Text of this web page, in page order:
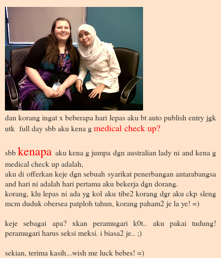
dan korang ingat x beberapa hari lepas aku bt auto publish entry jgk
utk full day sbb aku kena gmedical check up?
sbb kenapa aku kena g jumpa dgn australian lady ni and kena g
medical check up adalah,
aku di offerkan keje dgn sebuah syarikat penerbangan antarabangsa
and hari ni adalah hari pertama aku bekerja dgn dorang.
korang, klu lepas ni ada yg kol aku tibe2 korang dgr aku ckp sleng
mcm duduk obersea patploh tahun, korang paham2 je la ye! =)
keje sebagai apa? xkan peramugari k0t.. aku pakai tudung!
peramugari harus seksi meksi. i biasa2 je.. ;)
sekian, terima kasih...wish me luck bebes! =)